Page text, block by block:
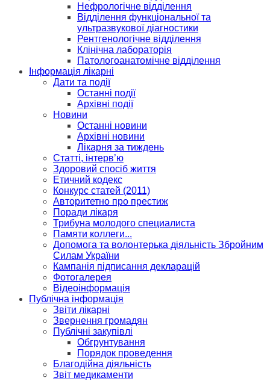
Нефрологічне відділення
Відділення функціональної та
ультразвукової діагностики
Рентгенологічне відділення
Клінічна лабораторія
Патологоанатомічне відділення
Інформація лікарні
Дати та події
Останні події
Архівні події
Новини
Останні новини
Архівні новини
Лікарня за тиждень
Статті, інтерв’ю
Здоровий спосіб життя
Етичний кодекс
Конкурс статей (2011)
Авторитетно про престиж
Поради лікаря
Трибуна молодого специалиста
Памяти коллеги...
Допомога та волонтерька діяльність Збройним
Силам України
Кампанія підписання декларацій
Фотогалерея
Відеоінформація
Публічна інформація
Звіти лікарні
Звернення громадян
Публічні закупівлі
Обгрунтування
Порядок проведення
Благодійна діяльність
Звіт медикаменти